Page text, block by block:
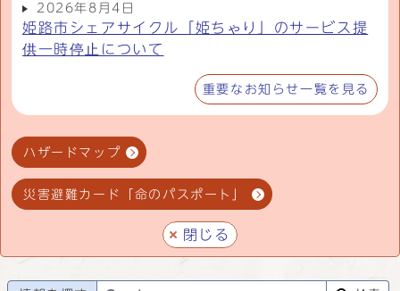
2026年8月4日
姫路市シェアサイクル「姫ちゃり」のサービス提
供一時停止について
重要なお知らせ一覧を見る
ハザードマップ
災害避難カード「命のパスポート」
閉じる